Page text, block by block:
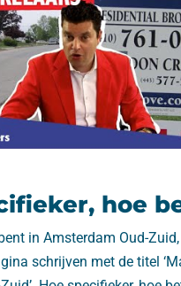
hoe
bent in Amsterdam Oud-
schrijven met de titel